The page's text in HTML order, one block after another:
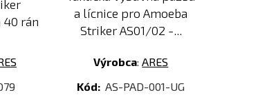
40 rán
a lícnice pro Amoeba
Striker AS01/02 -...
Výrobca:ARES
Kód: AS-PAD-001-UG